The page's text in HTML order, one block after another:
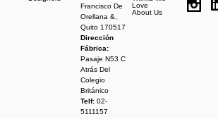
Francisco De
Orellana &,
Quito 170517
Dirección
Fábrica:
Pasaje N53 C
Atrás Del
Colegio
Británico
Telf:02-
5111157
Love
About Us